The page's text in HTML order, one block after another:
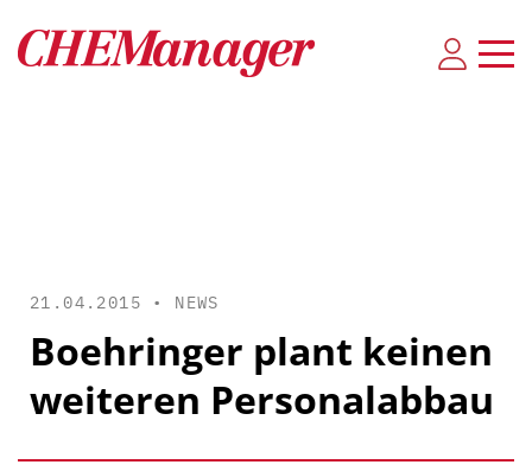
21.04.2015 • NEWS
Boehringer plant keinen
weiteren Personalabbau